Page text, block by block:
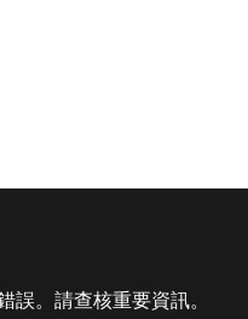
誤。請查核重要資訊。